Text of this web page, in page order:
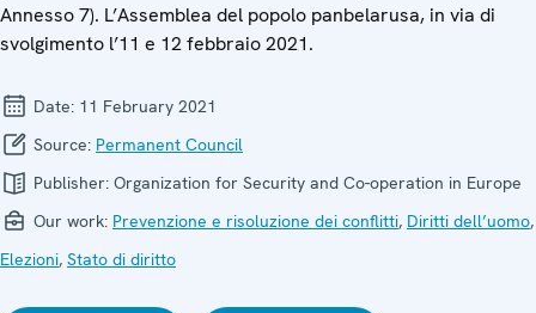
Annesso 7). L’Assemblea del popolo panbelarusa, in via di
svolgimento l’11 e 12 febbraio 2021.
Date: 11 February 2021
Source: Permanent Council
Publisher: Organization for Security and Co-operation in Europe
Our work: Prevenzione e risoluzione dei conflitti, Diritti dell’uomo,
Elezioni, Stato di diritto